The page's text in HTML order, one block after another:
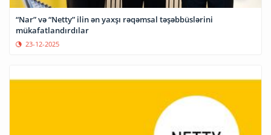
“Nar” və “Netty” ilin ən yaxşı rəqəmsal təşəbbüslərini
mükafatlandırdılar
23-12-2025